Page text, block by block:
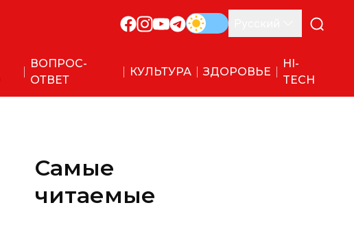
ВОПРОС-
ОТВЕТ
КУЛЬТУРА ЗДОРОВЬЕ
HI-
TECH
Самые
читаемые